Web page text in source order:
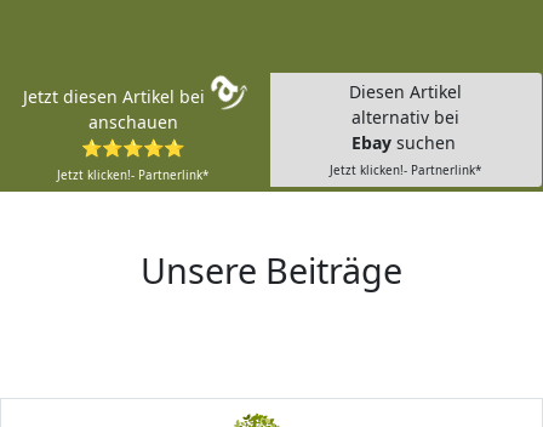
Jetzt diesen Artikel bei
anschauen
⭐⭐⭐⭐⭐
Jetzt klicken!- Partnerlink*
Diesen Artikel
alternativ bei
Ebay suchen
Jetzt klicken!- Partnerlink*
Unsere Beiträge